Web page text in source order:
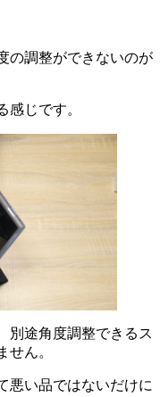
の調整ができないのが
感じです。
別途角度調整できるス
せん。
悪い品ではないだけに